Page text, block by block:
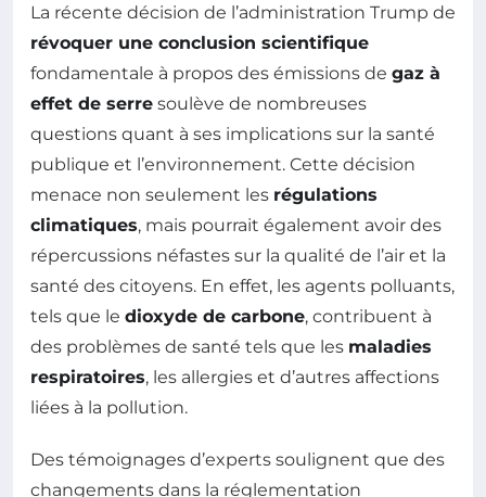
La récente décision de l’administration Trump de
révoquer une conclusion scientifique
fondamentale à propos des émissions de gaz à
effet de serre soulève de nombreuses
questions quant à ses implications sur la santé
publique et l’environnement. Cette décision
menace non seulement les régulations
climatiques, mais pourrait également avoir des
répercussions néfastes sur la qualité de l’air et la
santé des citoyens. En effet, les agents polluants,
tels que le dioxyde de carbone, contribuent à
des problèmes de santé tels que les maladies
respiratoires, les allergies et d’autres affections
liées à la pollution.
Des témoignages d’experts soulignent que des
changements dans la réglementation